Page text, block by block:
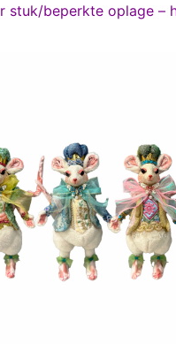
stuk/beperkte oplage –